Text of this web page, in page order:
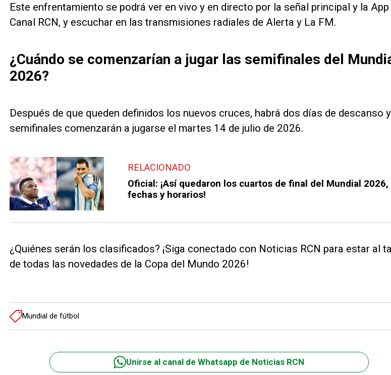
Este enfrentamiento se podrá ver en vivo y en directo por la señal principal y la App
Canal RCN, y escuchar en las transmisiones radiales de Alerta y La FM.
¿Cuándo se comenzarían a jugar las semifinales del
2026?
Después de que queden definidos los nuevos cruces, habrá dos días de descanso
semifinales comenzarán a jugarse el martes 14 de julio de 2026.
RELACIONADO
Oficial: ¡Así quedaron los cuartos de final del Mundial 2026,
fechas y horarios!
¿Quiénes serán los clasificados? ¡Siga conectado con Noticias RCN para estar al
de todas las novedades de la Copa del Mundo 2026!
Mundial de fútbol
Unirse al canal de Whatsapp de Noticias RCN